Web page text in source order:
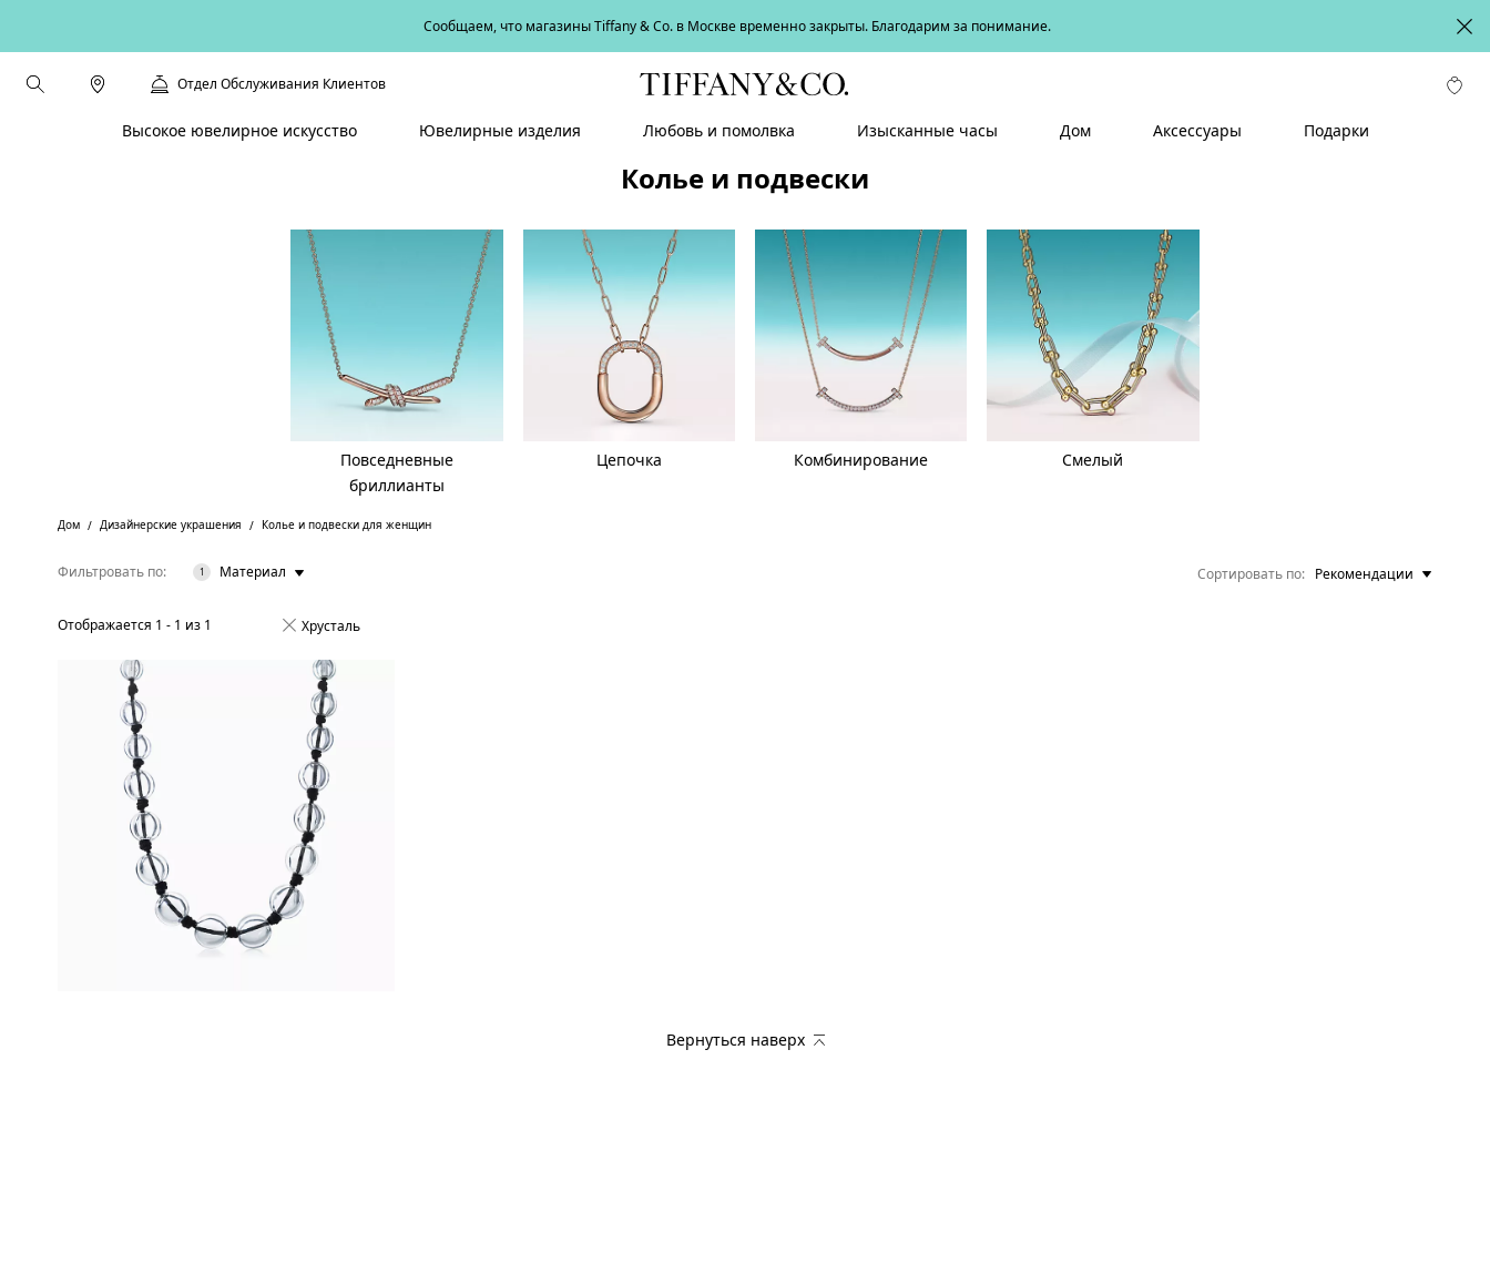
Сообщаем, что магазины Tiffany & Co. в Москве временно закрыты. Благодарим за понимание.
Отдел Обслуживания Клиентов
Высокое ювелирное искусство Ювелирные изделия Любовь и помолвка Изысканные часы Дом Аксессуары Подарки
Колье и подвески
Повседневные
бриллианты
Цепочка Комбинирование Смелый
Дом Дизайнерские украшения Колье и подвески для женщин
Фильтровать по 1 Материал
Отображается 1 - 1 из 1 Хрусталь
Сортировать по Рекомендации
Вернуться наверх